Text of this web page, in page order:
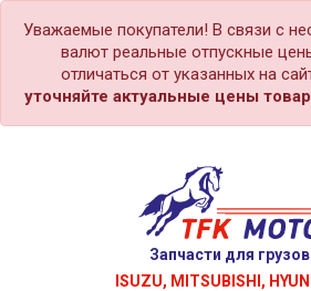
Уважаемые покупатели! В связи с
валют реальные отпускные
отличаться от указанных на
уточняйте актуальные цены
Запчасти для
ISUZU, MITSUBISHI,